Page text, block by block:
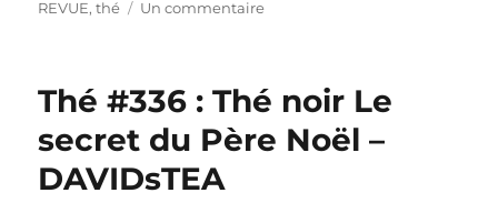
le
REVUE,thé Un commentairesur
Thé
Ho
Thé #336 : Thé noir Le
secret du Père Noël –
DAVIDsTEA